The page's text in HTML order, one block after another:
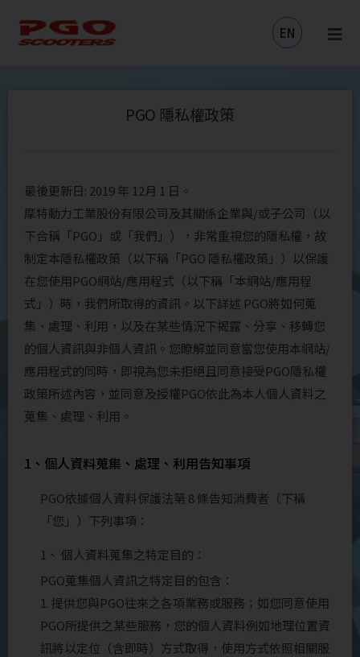
EN
PGO 隱私權政策
最後更新日: 2019 年 12月 1 日。
摩特動力工業股份有限公司及其關係企業與/或子公司（以
下合稱「PGO」或「我們」），非常重視您的隱私權，故
制定本隱私權政策（以下稱「PGO 隱私權政策」）以保護
在您使用PGO網站/應用程式（以下稱「本網站/應用程
式」）時，我們所取得的資訊。以下詳述 PGO將如何蒐
集、處理、利用，以及在某些情況下揭露、分享、移轉您
的個人資訊與非個人資訊。您瞭解並同意當您使用本網站/
應用程式的同時，即視為您未拒絕且同意接受PGO隱私權
政策所述內容，並同意及授權PGO依此為本人個人資料之
蒐集、處理、利用。
1、個人資料蒐集、處理、利用告知事項
PGO依據個人資料保護法第 8 條告知消費者（下稱
「您」）下列事項：
1、 個人資料蒐集之特定目的：
PGO蒐集個人資訊之特定目的包含：
1. 提供您與PGO往來之各項業務或服務；如您同意使用
PGO所提供之某些服務，您的個人資料例如地理位置資
訊將以定位（含即時）方式取得，使用方式依照相關服